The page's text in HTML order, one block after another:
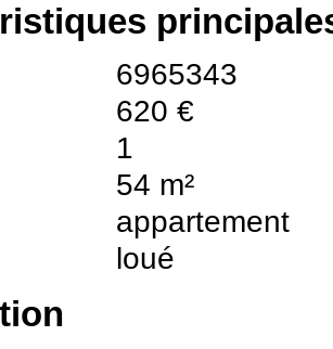
6965343
620 €
1
54 m²
appartement
loué